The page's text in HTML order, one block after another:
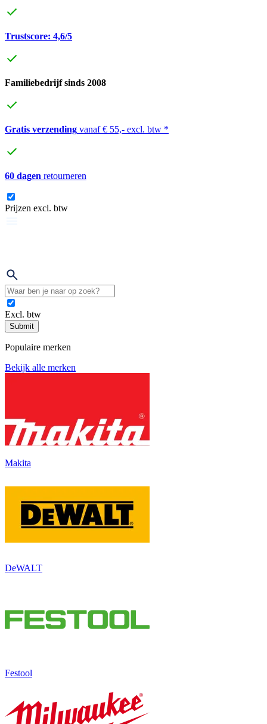
Trustscore: 4,6/5
Familiebedrijf sinds 2008
Gratis verzending vanaf € 55,- excl. btw *
60 dagen retourneren
Prijzen excl. btw
Excl. btw
Submit
Populaire merken
Bekijk alle merken
Makita
DeWALT
Festool